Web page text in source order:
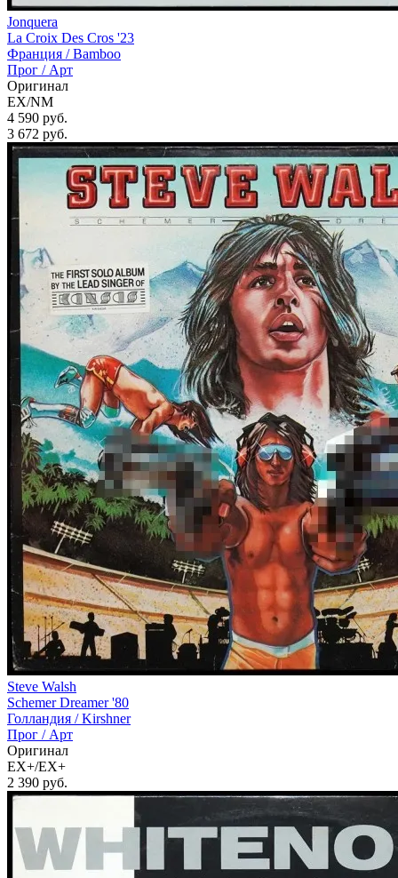
Jonquera
La Croix Des Cros '23
Франция /Bamboo
Прог / Арт
Оригинал
EX/NM
4 590 руб.
3 672 руб.
Steve Walsh
Schemer Dreamer '80
Голландия /Kirshner
Прог / Арт
Оригинал
EX+/EX+
2 390 руб.